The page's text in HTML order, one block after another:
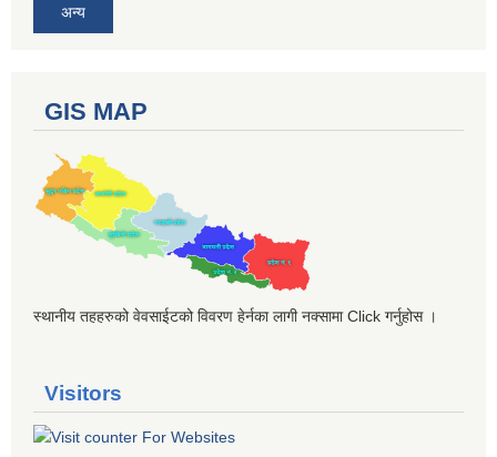
अन्य
GIS MAP
स्थानीय तहहरुको वेवसाईटको विवरण हेर्नका लागी नक्सामा Click गर्नुहोस ।
Visitors